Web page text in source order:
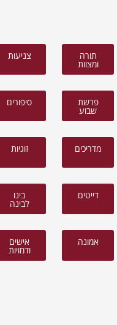
תורה
ומצוות
צניעות
פרשת
שבוע
סיפורים
מדריכים זוגיות
דייטים בינו
לבינה
אמונה אישים
ודמויות